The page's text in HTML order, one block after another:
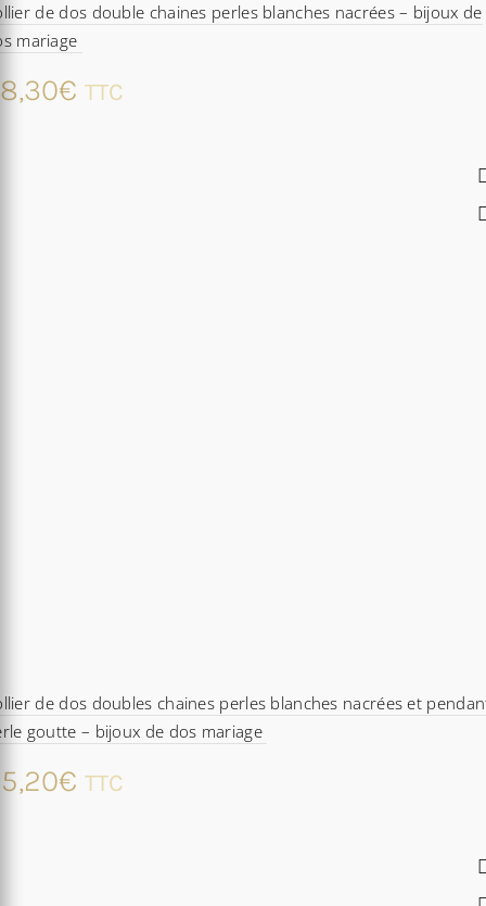
de dos double chaines perles blanches nacrées – bijoux de
mariage
€ TTC
de dos doubles chaines perles blanches nacrées et
goutte – bijoux de dos mariage
€ TTC